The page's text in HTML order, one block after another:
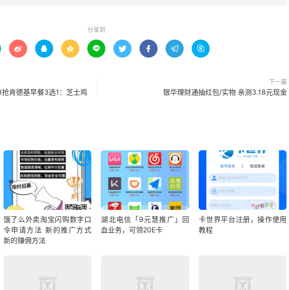
分享到
       
肯德基早餐3选1：芝士鸡
下一篇
银华理财通抽红包/实物 亲测3.18元现金
饿了么外卖淘宝闪购数字口
令申请方法 新的推广方式
新的赚佣方法
湖北电信「9元慧推广」回
血业务，可领20E卡
卡世界平台注册，操作使用
教程